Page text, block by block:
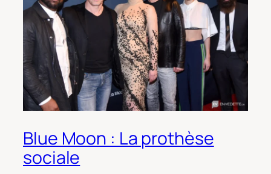
Blue Moon : La prothèse
sociale